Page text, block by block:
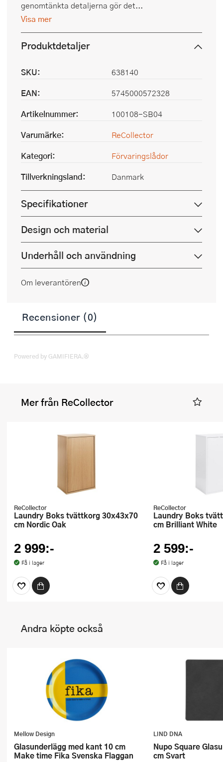
genomtänkta detaljerna gör det...
Visa mer
Produktdetaljer
SKU:
638140
EAN:
5745000572328
Artikelnummer:
100108-SB04
Varumärke:
ReCollector
Kategori:
Förvaringslådor
Tillverkningsland:
Danmark
Specifikationer
Design och material
Underhåll och användning
Om leverantören
Recensioner (0)
Powered by GAMIFIERA.®
Mer från ReCollector
ReCollector
Laundry Boks tvättkorg 30x43x70
cm Nordic Oak
2 999:-
Få i lager
ReCollector
Laundry Boks tvättkorg 30x43x70
cm Brilliant White
2 599:-
Få i lager
Andra köpte också
Mellow Design
Glasunderlägg med kant 10 cm
Make time Fika Svenska Flaggan
LIND DNA
Nupo Square Glasunderlägg 10x10
cm Svart